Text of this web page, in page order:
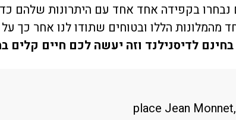
נבחרו בקפידה אחד אחד עם היתרונות שלהם
מהמלונות הללו ובטוחים שתודו לנו אחר כך
בחינם לדיסנילנד וזה יעשה לכם חיים קלים